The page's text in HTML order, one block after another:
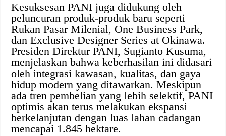
Kesuksesan PANI juga didukung oleh
peluncuran produk-produk baru seperti
Rukan Pasar Milenial, One Business Park,
dan Exclusive Designer Series at Okinawa.
Presiden Direktur PANI, Sugianto Kusuma,
menjelaskan bahwa keberhasilan ini didasari
oleh integrasi kawasan, kualitas, dan gaya
hidup modern yang ditawarkan. Meskipun
ada tren pembelian yang lebih selektif, PANI
optimis akan terus melakukan ekspansi
berkelanjutan dengan luas lahan cadangan
mencapai 1.845 hektare.